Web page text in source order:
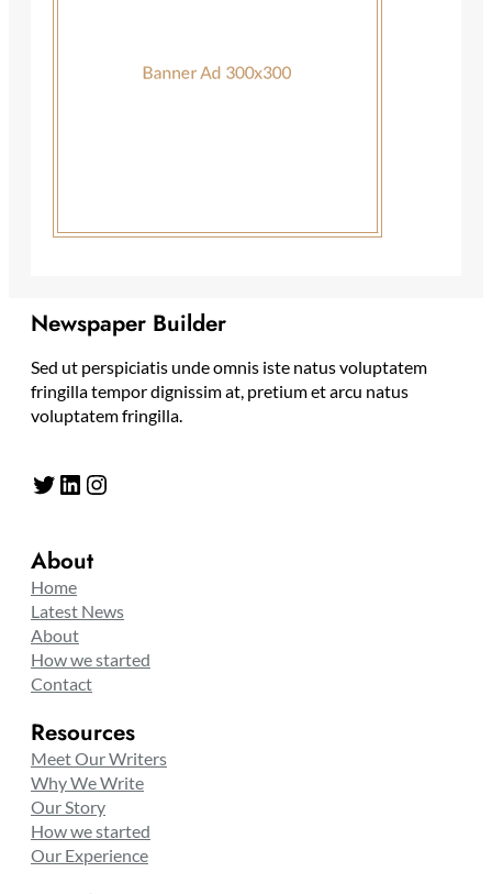
Newspaper Builder
Sed ut perspiciatis unde omnis iste natus voluptatem
fringilla tempor dignissim at, pretium et arcu natus
voluptatem fringilla.
Twitter LinkedIn Instagram
About
Home
Latest News
About
How we started
Contact
Resources
Meet Our Writers
Why We Write
Our Story
How we started
Our Experience